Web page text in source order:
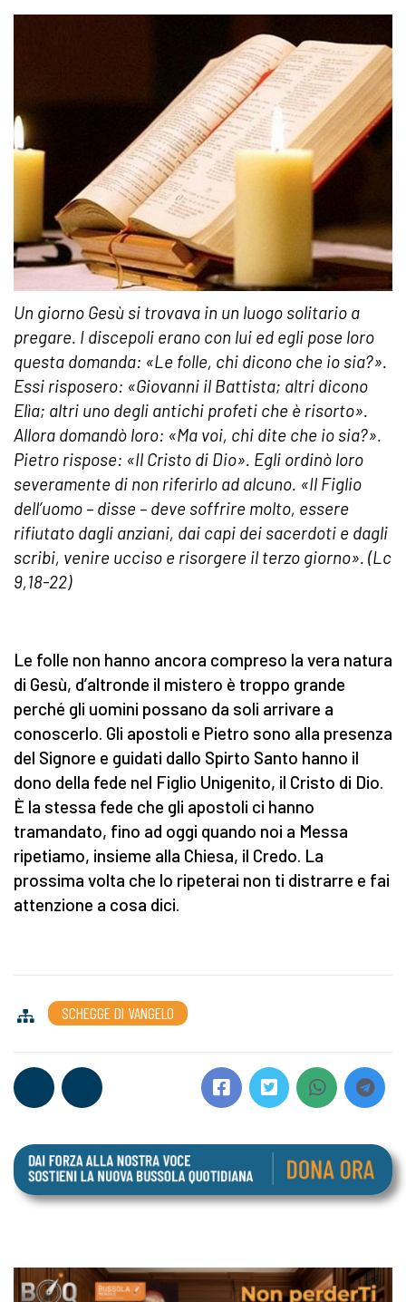
Un giorno Gesù si trovava in un luogo solitario a
pregare. I discepoli erano con lui ed egli pose loro
questa domanda: «Le folle, chi dicono che io sia?».
Essi risposero: «Giovanni il Battista; altri dicono
Elìa; altri uno degli antichi profeti che è risorto».
Allora domandò loro: «Ma voi, chi dite che io sia?».
Pietro rispose: «Il Cristo di Dio». Egli ordinò loro
severamente di non riferirlo ad alcuno. «Il Figlio
dell’uomo – disse – deve soffrire molto, essere
rifiutato dagli anziani, dai capi dei sacerdoti e dagli
scribi, venire ucciso e risorgere il terzo giorno». (Lc
9,18-22)
Le folle non hanno ancora compreso la vera natura
di Gesù, d’altronde il mistero è troppo grande
perché gli uomini possano da soli arrivare a
conoscerlo. Gli apostoli e Pietro sono alla presenza
del Signore e guidati dallo Spirto Santo hanno il
dono della fede nel Figlio Unigenito, il Cristo di Dio.
È la stessa fede che gli apostoli ci hanno
tramandato, fino ad oggi quando noi a Messa
ripetiamo, insieme alla Chiesa, il Credo. La
prossima volta che lo ripeterai non ti distrarre e fai
attenzione a cosa dici.
SCHEGGE DI VANGELO